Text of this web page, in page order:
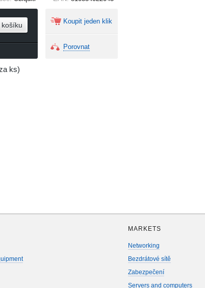
košíku Koupit jeden klik
Porovnat
ks)
MARKETS
Networking
Bezdrátové sítě
Zabezpečení
Servers and computers